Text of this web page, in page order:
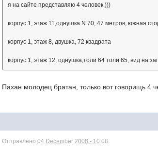
я на сайте представляю 4 человек )))
корпус 1, этаж 11,однушка N 70, 47 метров, южная
корпус 1, этаж 8, двушка, 72 квадрата
корпус 1, этаж 12, однушка,толи 64 толи 65, вид на
Пахан молодец братан, только вот говорищь 4
Отправлено04 December 2008 - 10:08